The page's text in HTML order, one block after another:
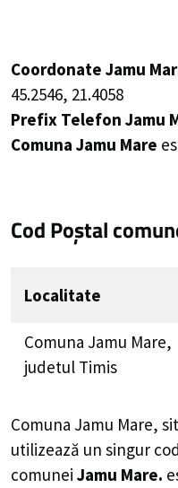
Coordonate Jamu
45.2546, 21.4058
Prefix Telefon Jamu
Comuna Jamu Mare
Cod Poștal
Localitate
Comuna Jamu Mare,
judetul Timis
Comuna Jamu Mare,
utilizează un singur
comunei Jamu Mare.